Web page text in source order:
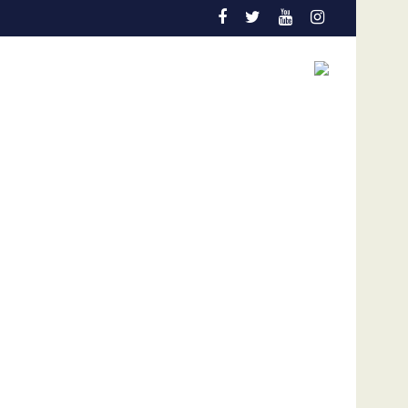
desaparecidas en La Guaira, según gobernador de la
Países de América condenan plan de los